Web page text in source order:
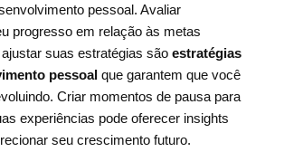
pessoal. Avaliar
progresso em relação às metas
suas estratégias são estratégias
pessoal que garantem que você
Criar momentos de pausa para
experiências pode oferecer insights
seu crescimento futuro.